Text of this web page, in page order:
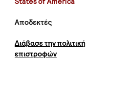
Αποδεκτές
Διάβασε την πολιτική
επιστροφών